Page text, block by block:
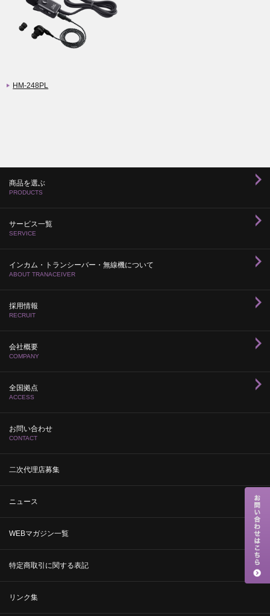
HM-248PL
商品を選ぶ
PRODUCTS
サービス一覧
SERVICE
インカム・トランシーバー・無線機について
ABOUT TRANACEIVER
採用情報
RECRUIT
会社概要
COMPANY
全国拠点
ACCESS
お問い合わせ
CONTACT
二次代理店募集
ニュース
WEBマガジン一覧
特定商取引に関する表記
リンク集